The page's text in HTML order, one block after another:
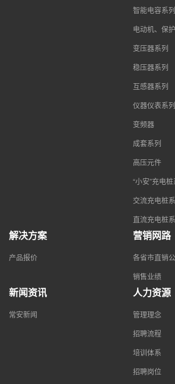
智能电容系列
电动机、保
变压器系列
稳压器系列
互感器系列
仪器仪表系列
变频器
成套系列
高压元件
“小安”充电桩
交流充电桩
直流充电桩
解决方案
产品报价
营销网路
各省市直销
销售业绩
新闻资讯
常安新闻
人力资源
管理理念
招聘流程
培训体系
招聘岗位